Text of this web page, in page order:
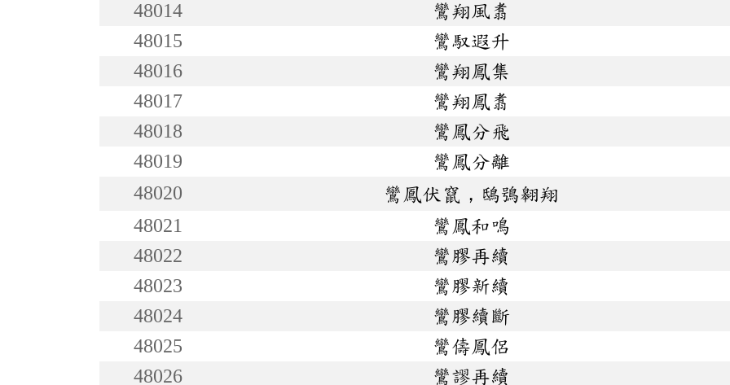
48014
鸞翔風翥
48015
鸞馭遐升
48016
鸞翔鳳集
48017
鸞翔鳳翥
48018
鸞鳳分飛
48019
鸞鳳分離
48020
鸞鳳伏竄，鴟鴞翱翔
48021
鸞鳳和鳴
48022
鸞膠再續
48023
鸞膠新續
48024
鸞膠續斷
48025
鸞儔鳳侶
48026
鸞謬再續